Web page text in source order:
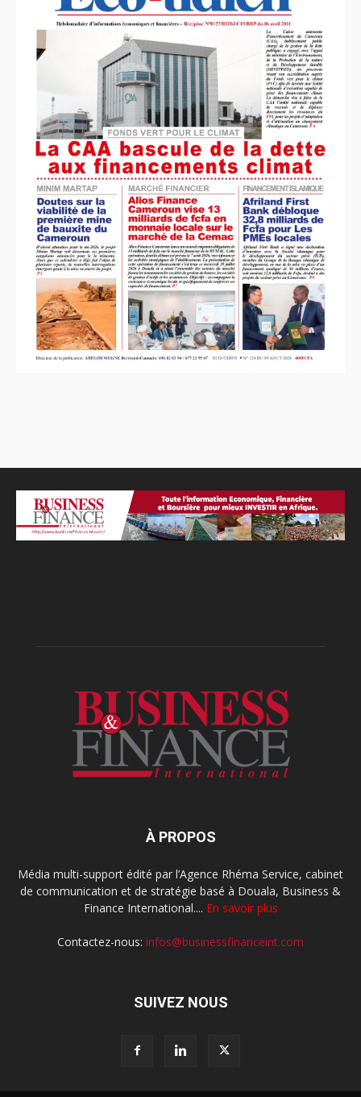
À PROPOS
Média multi-support édité par l’Agence Rhéma Service, cabinet
de communication et de stratégie basé à Douala, Business &
Finance International.... En savoir plus
Contactez-nous: infos@businessfinanceint.com
SUIVEZ NOUS